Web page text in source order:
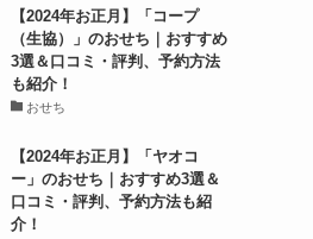
【2024年お正月】「コープ
（生協）」のおせち｜おすすめ
3選＆口コミ・評判、予約方法
も紹介！
おせち
【2024年お正月】「ヤオコ
ー」のおせち｜おすすめ3選＆
口コミ・評判、予約方法も紹
介！